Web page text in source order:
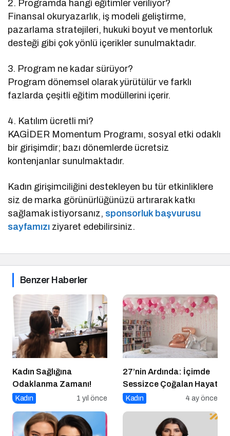
2. Programda hangi eğitimler veriliyor?
Finansal okuryazarlık, iş modeli geliştirme,
pazarlama stratejileri, hukuki boyut ve mentorluk
desteği gibi çok yönlü içerikler sunulmaktadır.
3. Program ne kadar sürüyor?
Program dönemsel olarak yürütülür ve farklı
fazlarda çeşitli eğitim modüllerini içerir.
4. Katılım ücretli mi?
KAGİDER Momentum Programı, sosyal etki odaklı
bir girişimdir; bazı dönemlerde ücretsiz
kontenjanlar sunulmaktadır.
Kadın girişimciliğini destekleyen bu tür etkinliklere
siz de marka görünürlüğünüzü artırarak katkı
sağlamak istiyorsanız, sponsorluk başvurusu
sayfamızı ziyaret edebilirsiniz.
Benzer Haberler
Kadın Sağlığına
Odaklanma Zamanı!
Kadın 1 yıl önce
27’nin Ardında: İçimde
Sessizce Çoğalan Hayat
Kadın 4 ay önce